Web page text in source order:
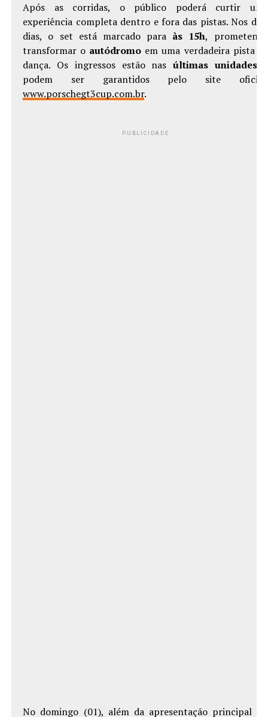
Após as corridas, o público poderá curtir uma
experiência completa dentro e fora das pistas. Nos dois
dias, o set está marcado para às 15h, prometendo
transformar o autódromo em uma verdadeira pista de
dança. Os ingressos estão nasúltimas unidades
podem ser garantidos pelo site oficial:
www.porschegt3cup.com.br.
PUBLICIDADE
No domingo (01), além da apresentação principal no